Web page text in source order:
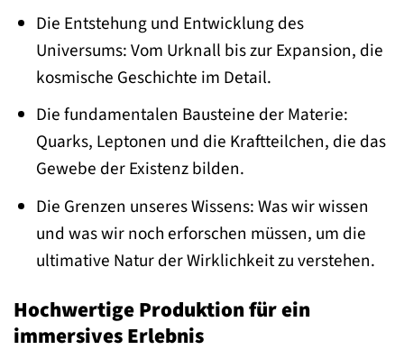
Die Entstehung und Entwicklung des
Universums: Vom Urknall bis zur Expansion, die
kosmische Geschichte im Detail.
Die fundamentalen Bausteine der Materie:
Quarks, Leptonen und die Kraftteilchen, die das
Gewebe der Existenz bilden.
Die Grenzen unseres Wissens: Was wir wissen
und was wir noch erforschen müssen, um die
ultimative Natur der Wirklichkeit zu verstehen.
Hochwertige Produktion für ein
immersives Erlebnis